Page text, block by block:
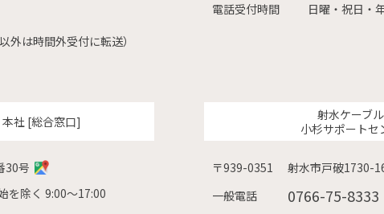
外は時間外受付に転送）
電話受付時間 日曜・祝日・
本社 [総合窓口]
30号
を除く 9:00〜17:00
射水ケーブ
小杉サポート
〒939-0351
射水市戸破1730-
一般電話
0766-75-8333